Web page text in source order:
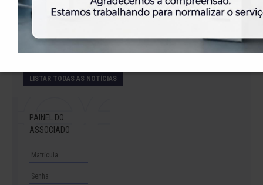
A partir do dia 1º de agosto teremos novas
LISTAR TODAS AS NOTÍCIAS
PAINEL DO
ASSOCIADO